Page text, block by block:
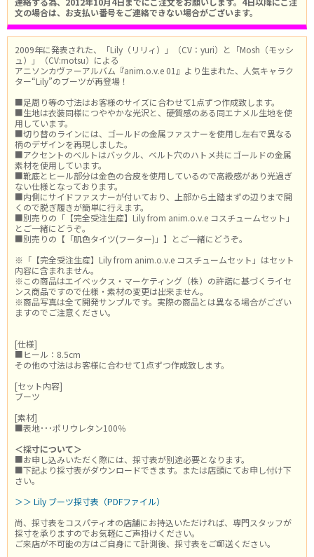
文の場合は、お支払い番号をご連絡できない場合がございます。
2009年に発表された、「Lily（リリィ）」（CV：yuri）と「Mosh（モッシ
ュ）」（CV:motsu）による
アニソンカヴァーアルバム『anim.o.v.e 01』より生まれた、人気キャラク
ター“Lily”のブーツが再登場！
■足周り等の寸法はお客様のサイズに合わせて1点ずつ作成致します。
■生地は衣装同様につややかな光沢と、硬質感のある同エナメル生地を使
用しています。
■切り替のラインには、ゴールドの金属ファスナーを使用し左右で異なる
柄のデザインを再現しました。
■アクセントのベルトはバックル、ベルト穴のハトメ共にゴールドの金属
素材を使用しています。
■靴底とヒール部分は金色の合皮を使用しているので高級感があり光過ぎ
ない仕様となっております。
■内側にサイドファスナーが付いており、上部から土踏まずの辺りまで開
くので脱ぎ履きが簡単に行えます。
■別売りの「【完全受注生産】Lily from anim.o.v.e コスチュームセット」
とご一緒にどうぞ。
■別売りの【「肌色タイツ(フーター)」】とご一緒にどうぞ。
※「【完全受注生産】Lily from anim.o.v.e コスチュームセット」はセット
内容に含まれません。
※この商品はエイベックス・マーケティング（株）の許諾に基づくライセ
ンス商品ですので仕様・素材の変更は出来ません。
※商品写真は全て開発サンプルです。実際の商品とは異なる場合がござい
ますのでご注意ください。
[仕様]
■ヒール：8.5cm
その他の寸法はお客様に合わせて1点ずつ作成致します。
[セット内容]
ブーツ
[素材]
■表地･･･ポリウレタン100％
＜採寸について＞
■お申し込みいただく際には、採寸表が別途必要となります。
■下記より採寸表がダウンロードできます。または店頭にてお申し付け下
さい。
＞＞ Lily ブーツ採寸表（PDFファイル）
尚、採寸表をコスパティオの店舗にお持込いただければ、専門スタッフが
採寸を承りますのでお気軽にご声掛けください。
ご来店が不可能の方はご自身にて計測後、採寸表をご郵送ください。